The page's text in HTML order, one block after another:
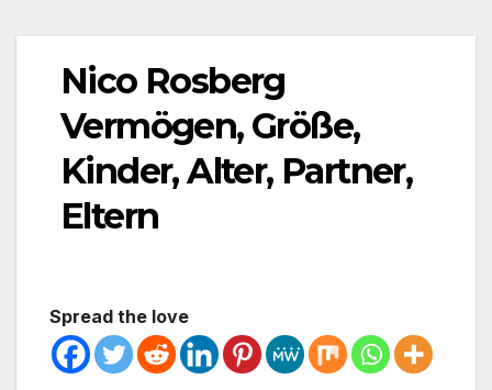
Nico Rosberg
Vermögen, Größe,
Kinder, Alter, Partner,
Eltern
Spread the love